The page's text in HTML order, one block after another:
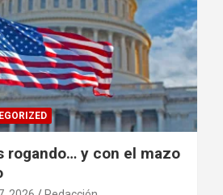
rogando… y con el mazo